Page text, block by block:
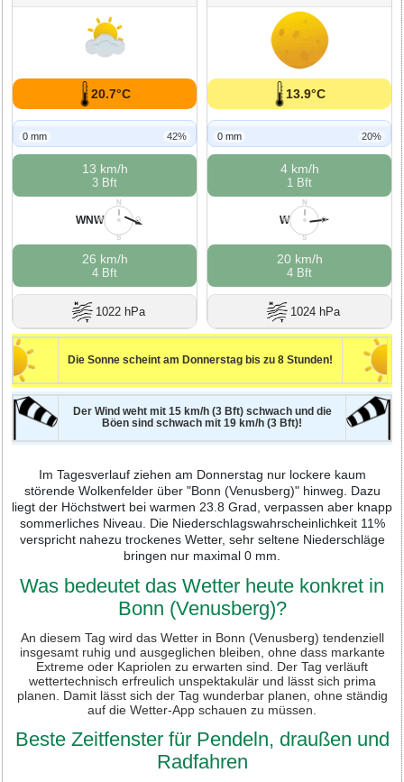
20.7°C
0 mm 42%
13 km/h
3 Bft
N
O
S
W
WNW
26 km/h
4 Bft
1022 hPa
13.9°C
0 mm 20%
4 km/h
1 Bft
N
O
S
W
W
20 km/h
4 Bft
1024 hPa
Die Sonne scheint am Donnerstag bis zu 8 Stunden!
Der Wind weht mit 15 km/h (3 Bft) schwach und die
Böen sind schwach mit 19 km/h (3 Bft)!
Im Tagesverlauf ziehen am Donnerstag nur lockere kaum
störende Wolkenfelder über "Bonn (Venusberg)" hinweg. Dazu
liegt der Höchstwert bei warmen 23.8 Grad, verpassen aber knapp
sommerliches Niveau. Die Niederschlagswahrscheinlichkeit 11%
verspricht nahezu trockenes Wetter, sehr seltene Niederschläge
bringen nur maximal 0 mm.
Was bedeutet das Wetter heute konkret in
Bonn (Venusberg)?
An diesem Tag wird das Wetter in Bonn (Venusberg) tendenziell
insgesamt ruhig und ausgeglichen bleiben, ohne dass markante
Extreme oder Kapriolen zu erwarten sind. Der Tag verläuft
wettertechnisch erfreulich unspektakulär und lässt sich prima
planen. Damit lässt sich der Tag wunderbar planen, ohne ständig
auf die Wetter-App schauen zu müssen.
Beste Zeitfenster für Pendeln, draußen und
Radfahren